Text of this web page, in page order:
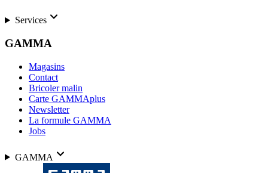
Services
GAMMA
Magasins
Contact
Bricoler malin
Carte GAMMAplus
Newsletter
La formule GAMMA
Jobs
GAMMA